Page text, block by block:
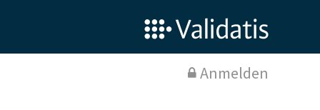
Anmelden